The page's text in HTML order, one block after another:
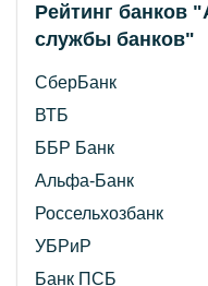
Рейтинг банков
службы банков"
СберБанк
ВТБ
ББР Банк
Альфа-Банк
Россельхозбанк
УБРиР
Банк ПСБ